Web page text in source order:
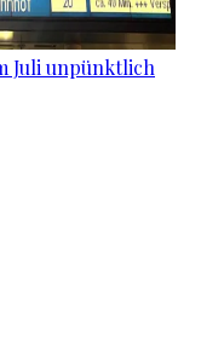
Juli unpünktlich